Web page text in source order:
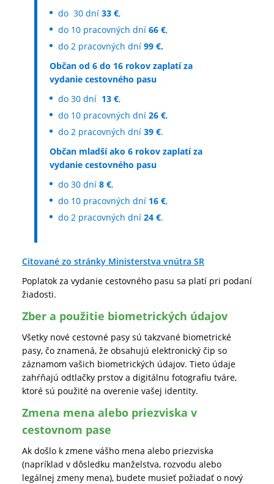
do 30 dní 33 €,
do 10 pracovných dní 66 €,
do 2 pracovných dní 99 €.
Občan od 6 do 16 rokov zaplatí za
vydanie cestovného pasu
do 30 dní 13 €,
do 10 pracovných dní 26 €,
do 2 pracovných dní 39 €.
Občan mladší ako 6 rokov zaplatí za
vydanie cestovného pasu
do 30 dní 8 €,
do 10 pracovných dní 16 €,
do 2 pracovných dní 24 €.
Citované zo stránky Ministerstva vnútra SR
Poplatok za vydanie cestovného pasu sa platí pri podaní
žiadosti.
Zber a použitie biometrických údajov
Všetky nové cestovné pasy sú takzvané biometrické
pasy, čo znamená, že obsahujú elektronický čip so
záznamom vašich biometrických údajov. Tieto údaje
zahŕňajú odtlačky prstov a digitálnu fotografiu tváre,
ktoré sú použité na overenie vašej identity.
Zmena mena alebo priezviska v
cestovnom pase
Ak došlo k zmene vášho mena alebo priezviska
(napríklad v dôsledku manželstva, rozvodu alebo
legálnej zmeny mena), budete musieť požiadať o nový